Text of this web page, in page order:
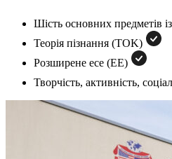
Шість основних предметів
Теорія пізнання (TOK)
Розширене есе (EE)
Творчість, активність,